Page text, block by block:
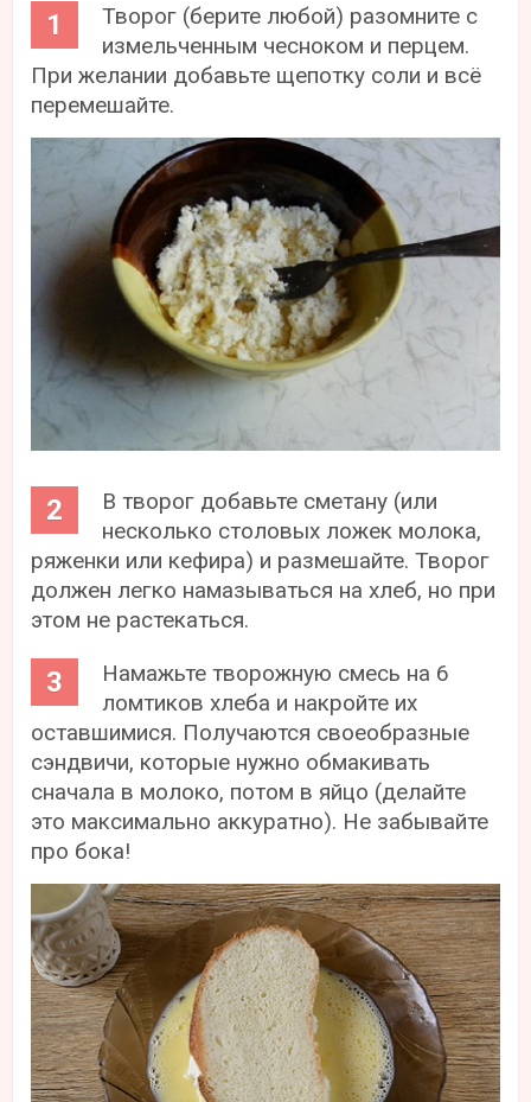
Творог (берите любой) разомните с
измельченным чесноком и перцем.
При желании добавьте щепотку соли и всё
перемешайте.
В творог добавьте сметану (или
несколько столовых ложек молока,
ряженки или кефира) и размешайте. Творог
должен легко намазываться на хлеб, но при
этом не растекаться.
Намажьте творожную смесь на 6
ломтиков хлеба и накройте их
оставшимися. Получаются своеобразные
сэндвичи, которые нужно обмакивать
сначала в молоко, потом в яйцо (делайте
это максимально аккуратно). Не забывайте
про бока!